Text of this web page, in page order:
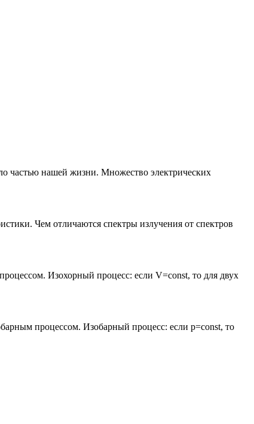
частью нашей жизни. Множество электрических
Чем отличаются спектры излучения от спектров
Изохорный процесс: если V=const, то для двух
процессом. Изобарный процесс: если p=const, то